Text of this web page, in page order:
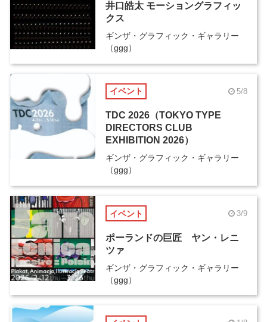
井口皓太 モーショングラフィッ
クス
ギンザ・グラフィック・ギャラリー
（ggg）
イベント 5/8
TDC 2026（TOKYO TYPE
DIRECTORS CLUB
EXHIBITION 2026）
ギンザ・グラフィック・ギャラリー
（ggg）
イベント 3/9
ポーランドの巨匠 ヤン・レニ
ツァ
ギンザ・グラフィック・ギャラリー
（ggg）